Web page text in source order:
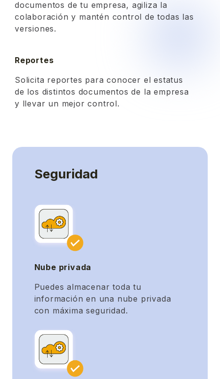
documentos de tu empresa, agiliza la
colaboración y mantén control de todas las
versiones.
Reportes
Solicita reportes para conocer el estatus
de los distintos documentos de la empresa
y llevar un mejor control.
Seguridad
Nube privada
Puedes almacenar toda tu
información en una nube privada
con máxima seguridad.